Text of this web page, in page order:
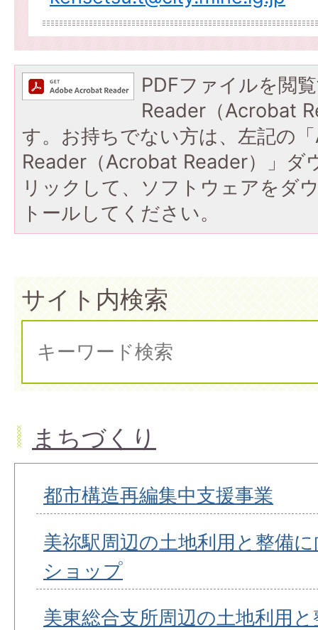
PDFファイルを閲
Reader（Acrobat
す。お持ちでない方は、左記の
Reader（Acrobat Reader）」ダ
リックして、ソフトウェアをダ
トールしてください。
サイト内検索
まちづくり
都市構造再編集中支援事業
美祢駅周辺の土地利用と整備
ショップ
美東総合支所周辺の土地利用